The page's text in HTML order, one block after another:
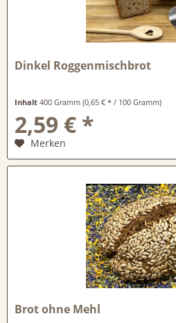
Dinkel Roggenmischbrot
Inhalt400 Gramm(0,65 € * / 100 Gramm)
2,59 € *
Merken
Brot ohne Mehl